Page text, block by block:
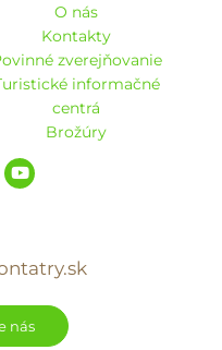
O nás
Kontakty
zverejňovanie
informačné
centrá
Brožúry
nás